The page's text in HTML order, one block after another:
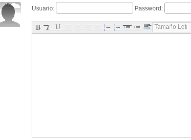
Usuario: Password:
Tamaño